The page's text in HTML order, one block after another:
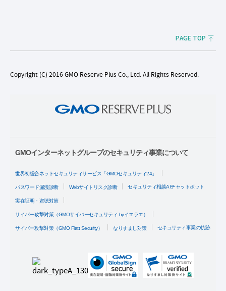
PAGE TOP
Copyright (C) 2016 GMO Reserve Plus Co., Ltd. All Rights Reserved.
GMOインターネットグループのセキュリティ事業について
世界初総合ネットセキュリティサービス「GMOセキュリティ24」
パスワード漏洩診断 Webサイトリスク診断 セキュリティ相談AIチャットボット
実在証明・盗聴対策
サイバー攻撃対策（GMOサイバーセキュリティ byイエラエ）
サイバー攻撃対策（GMO Flatt Security） なりすまし対策 セキュリティ事業の軌跡